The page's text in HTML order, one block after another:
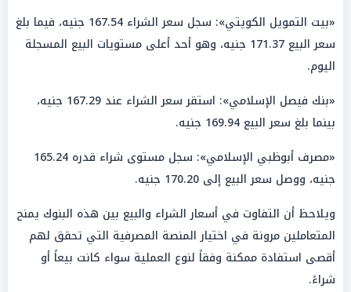
«بيت التمويل الكويتي»: سجل سعر الشراء 167.54 جنيه، فيما بلغ
سعر البيع 171.37 جنيه، وهو أحد أعلى مستويات البيع المسجلة
اليوم.
«بنك فيصل الإسلامي»: استقر سعر الشراء عند 167.29 جنيه،
بينما بلغ سعر البيع 169.94 جنيه.
«مصرف أبوظبي الإسلامي»: سجل مستوى شراء قدره 165.24
جنيه، ووصل سعر البيع إلى 170.20 جنيه.
ويلاحظ أن التفاوت في أسعار الشراء والبيع بين هذه البنوك يمنح
المتعاملين مرونة في اختيار المنصة المصرفية التي تحقق لهم
أقصى استفادة ممكنة وفقاً لنوع العملية سواء كانت بيعاً أو
شراءً.